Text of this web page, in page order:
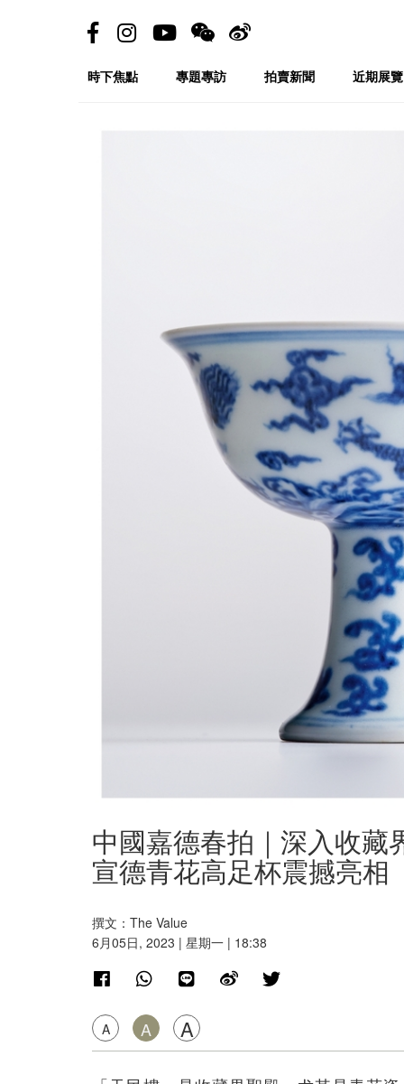
時下焦點 專題專訪 拍賣新聞 近期展覽
中國嘉德春拍｜深入收
宣德青花高足杯震撼亮相
撰文：The Value
6月05日, 2023 | 星期一 | 18:38
A A A